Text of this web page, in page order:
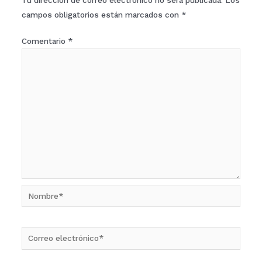
campos obligatorios están marcados con *
Comentario *
Nombre*
electrónico*